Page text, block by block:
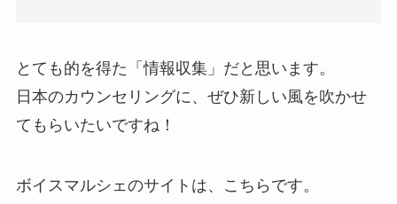
とても的を得た「情報収集」だと思います。
日本のカウンセリングに、ぜひ新しい風を吹かせ
てもらいたいですね！
ボイスマルシェのサイトは、こちらです。